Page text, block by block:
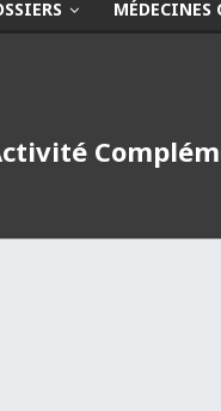
MÉDECINES